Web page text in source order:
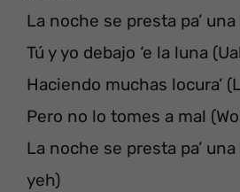
La noche se presta pa’
Tú y yo debajo ‘e la luna
Haciendo muchas locura’
Pero no lo tomes a mal
La noche se presta pa’
yeh)